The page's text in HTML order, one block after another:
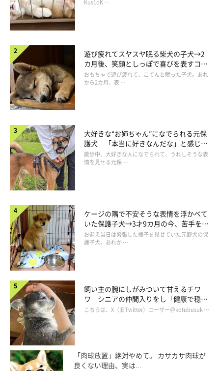
長！
Kus1oK …
遊び疲れてスヤスヤ眠る柴犬の子犬→2
カ月後、笑顔としっぽで喜びを表すコに
成長！
おもちゃで遊び疲れて、こてんと眠った子犬。あれ
から2カ月、表 …
大好きな“お姉ちゃん”になでられる元保
護犬 「本当に好きなんだな」と感じる
表情にほっこり
散歩中、大好きな人になでられて、うれしそうな表
情を見せる元保 …
ケージの隅で不安そうな表情を浮かべて
いた保護子犬→3才9カ月の今、苦手を克
服し頼もしいコに成長！
お迎え当日は緊張した様子を見せていた元野犬の保
護子犬。あれか …
飼い主の腕にしがみついて甘えるチワ
ワ シニアの仲間入りをし「健康で穏や
かな暮らしが続いてほしい」と願う
こちらは、X（旧Twitter）ユーザー＠kotubusuk …
「肉球放置」絶対やめて。 カサカサ肉球が
良くない理由、実は...